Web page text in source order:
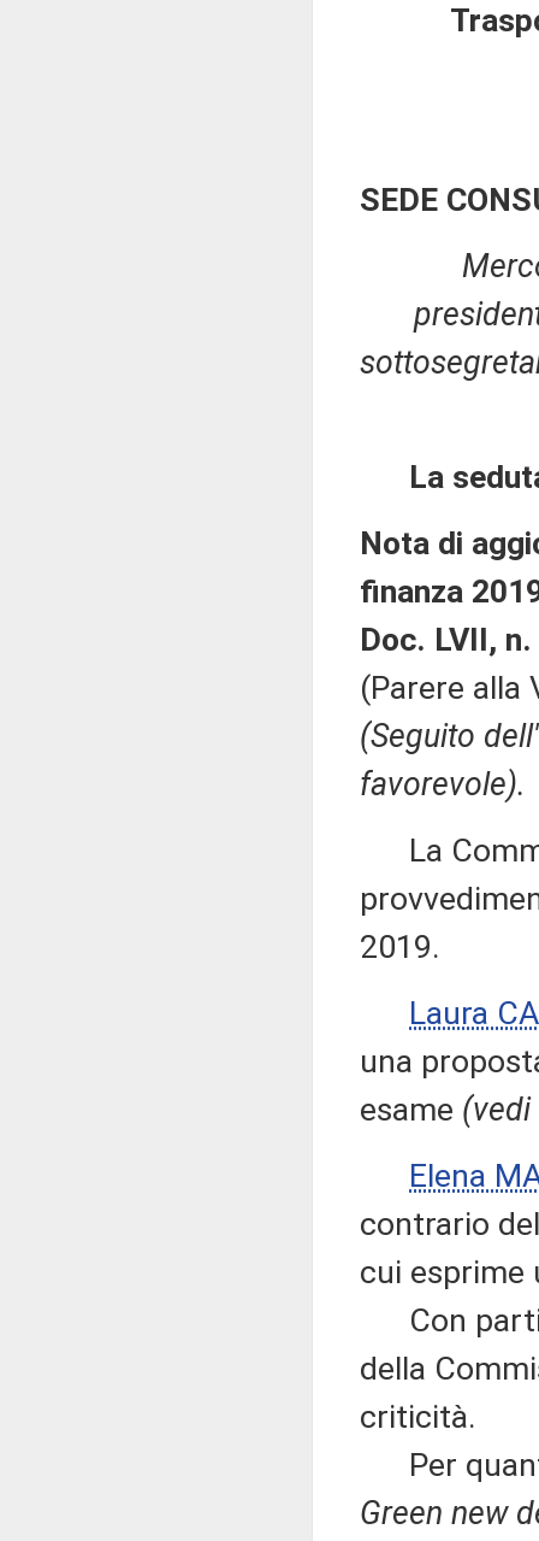
SEDE
La
Nota di
finanza
Doc. LVII,
(Parere alla
(Seguito
favorevole).
La
2019.
Laura
una
esame
Elena
contrario
cui esprime
Con
della
criticità.
Per
Green new